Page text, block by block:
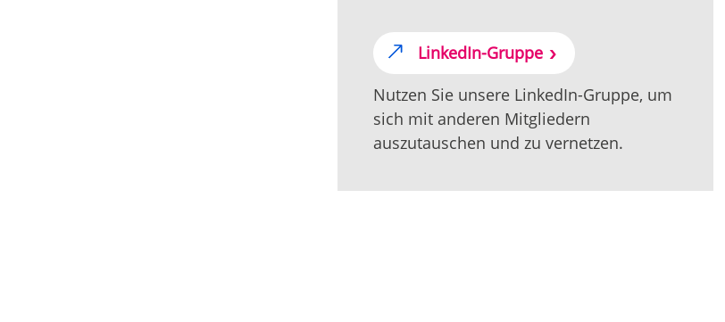
LinkedIn-Gruppe
Nutzen Sie unsere LinkedIn-Gruppe, um
sich mit anderen Mitgliedern
auszutauschen und zu vernetzen.